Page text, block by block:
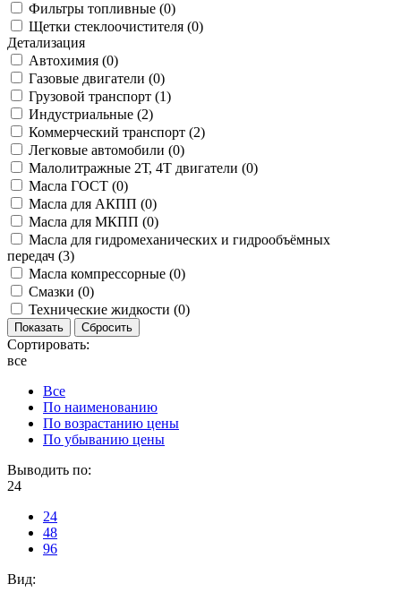
Фильтры топливные (0)
Щетки стеклоочистителя (0)
Детализация
Автохимия (0)
Газовые двигатели (0)
Грузовой транспорт (1)
Индустриальные (2)
Коммерческий транспорт (2)
Легковые автомобили (0)
Малолитражные 2Т, 4Т двигатели (0)
Масла ГОСТ (0)
Масла для АКПП (0)
Масла для МКПП (0)
Масла для гидромеханических и гидрообъёмных
передач (3)
Масла компрессорные (0)
Смазки (0)
Технические жидкости (0)
Сортировать:
все
Все
По наименованию
По возрастанию цены
По убыванию цены
Выводить по:
24
24
48
96
Вид: